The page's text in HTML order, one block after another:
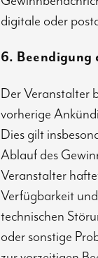
digitale oder
6. Beendigung
Der Veranstalter
vorherige
Dies gilt
Ablauf des
Veranstalter
Verfügbarkeit
technischen
oder sonstige